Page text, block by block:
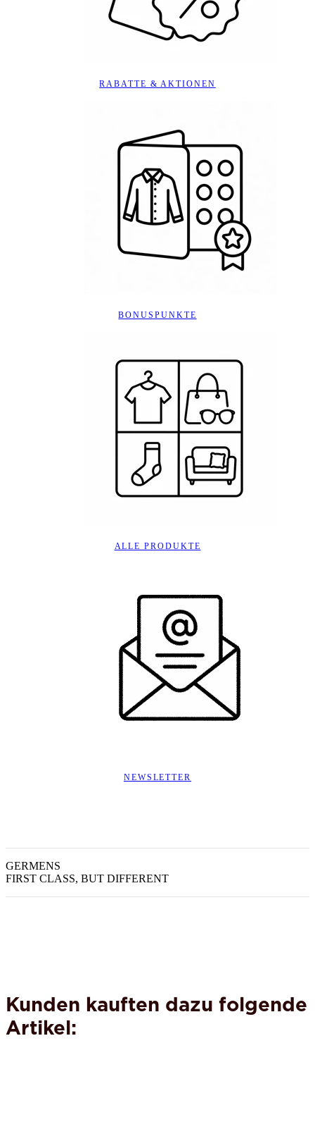
RABATTE & AKTIONEN
BONUSPUNKTE
ALLE PRODUKTE
NEWSLETTER
GERMENS
FIRST CLASS, BUT DIFFERENT
Kunden kauften dazu folgende
Artikel: